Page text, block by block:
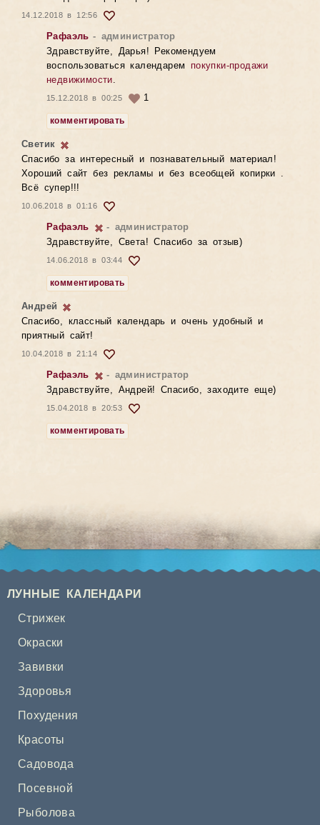
14.12.2018 в 12:56
Рафаэль - администратор
Здравствуйте, Дарья! Рекомендуем
воспользоваться календарем покупки-продажи
недвижимости.
15.12.2018 в 00:25 1
комментировать
Светик
Спасибо за интересный и познавательный материал!
Хороший сайт без рекламы и без всеобщей копирки .
Всё супер!!!
10.06.2018 в 01:16
Рафаэль
- администратор
Здравствуйте, Света! Спасибо за отзыв)
14.06.2018 в 03:44
комментировать
Андрей
Спасибо, классный календарь и очень удобный и
приятный сайт!
10.04.2018 в 21:14
Рафаэль
- администратор
Здравствуйте, Андрей! Спасибо, заходите еще)
15.04.2018 в 20:53
комментировать
ЛУННЫЕ КАЛЕНДАРИ
Стрижек
Окраски
Завивки
Здоровья
Похудения
Красоты
Садовода
Посевной
Рыболова